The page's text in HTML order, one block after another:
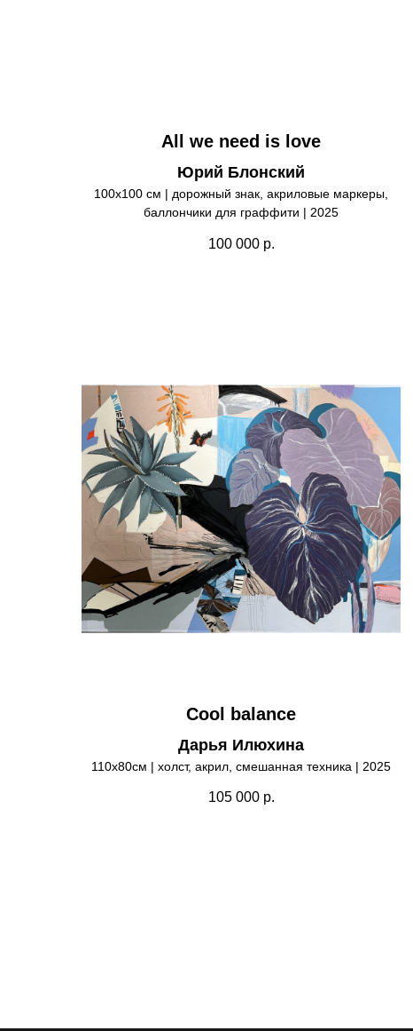
All we need is love
Юрий Блонский
100х100 см | дорожный знак, акриловые маркеры,
баллончики для граффити | 2025
100 000 р.
Cool balance
Дарья Илюхина
110х80см | холст, акрил, смешанная техника | 2025
105 000 р.